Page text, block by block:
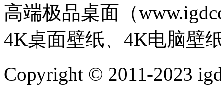
高端极品桌面（
4K桌面壁纸、4K电脑壁
Copyright © 2011-2023